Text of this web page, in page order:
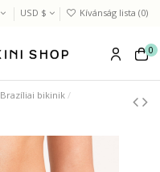
USD $ Kívánság lista (0)
0
Brazíliai bikinik